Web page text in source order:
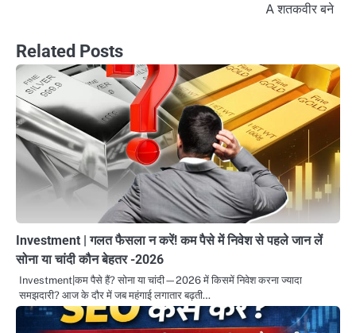
A शतकवीर बने
Related Posts
Investment | गलत फैसला न करें! कम पैसे में निवेश से पहले जान लें
सोना या चांदी कौन बेहतर -2026
Investment|कम पैसे हैं? सोना या चांदी—2026 में किसमें निवेश करना ज्यादा
समझदारी? आज के दौर में जब महंगाई लगातार बढ़ती…